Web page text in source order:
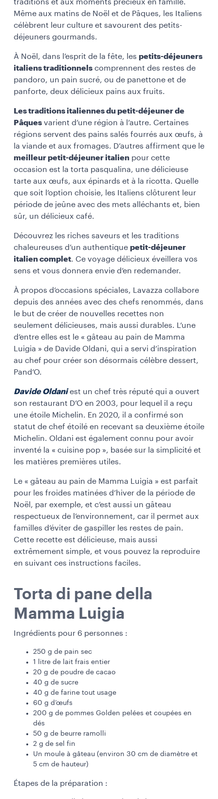
traditions et aux moments précieux en famille.
Même aux matins de Noël et de Pâques, les Italiens
célèbrent leur culture et savourent des petits-
déjeuners gourmands.
À Noël, dans l’esprit de la fête, les petits-déjeuners
italiens traditionnels comprennent des restes de
pandoro, un pain sucré, ou de panettone et de
panforte, deux délicieux pains aux fruits.
Les traditions italiennes du petit-déjeuner de
Pâques varient d’une région à l’autre. Certaines
régions servent des pains salés fourrés aux œufs, à
la viande et aux fromages. D’autres affirment que le
meilleur petit-déjeuner italien pour cette
occasion est la torta pasqualina, une délicieuse
tarte aux œufs, aux épinards et à la ricotta. Quelle
que soit l’option choisie, les Italiens clôturent leur
période de jeûne avec des mets alléchants et, bien
sûr, un délicieux café.
Découvrez les riches saveurs et les traditions
chaleureuses d’un authentique petit-déjeuner
italien complet. Ce voyage délicieux éveillera vos
sens et vous donnera envie d’en redemander.
À propos d’occasions spéciales, Lavazza collabore
depuis des années avec des chefs renommés, dans
le but de créer de nouvelles recettes non
seulement délicieuses, mais aussi durables. L’une
d’entre elles est le « gâteau au pain de Mamma
Luigia » de Davide Oldani, qui a servi d’inspiration
au chef pour créer son désormais célèbre dessert,
Pand’O.
Davide Oldaniest un chef très réputé qui a ouvert
son restaurant D’O en 2003, pour lequel il a reçu
une étoile Michelin. En 2020, il a confirmé son
statut de chef étoilé en recevant sa deuxième étoile
Michelin. Oldani est également connu pour avoir
inventé la « cuisine pop », basée sur la simplicité et
les matières premières utiles.
Le « gâteau au pain de Mamma Luigia » est parfait
pour les froides matinées d’hiver de la période de
Noël, par exemple, et c’est aussi un gâteau
respectueux de l’environnement, car il permet aux
familles d’éviter de gaspiller les restes de pain.
Cette recette est délicieuse, mais aussi
extrêmement simple, et vous pouvez la reproduire
en suivant ces instructions faciles.
Torta di pane della
Mamma Luigia
Ingrédients pour 6 personnes :
250 g de pain sec
1 litre de lait frais entier
20 g de poudre de cacao
40 g de sucre
40 g de farine tout usage
60 g d’œufs
200 g de pommes Golden pelées et coupées en
dés
50 g de beurre ramolli
2 g de sel fin
Un moule à gâteau (environ 30 cm de diamètre et
5 cm de hauteur)
Étapes de la préparation :